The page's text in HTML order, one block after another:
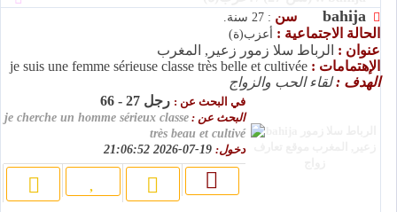
bahija سن : 27 سنة.
الحالة الاجتماعية : أعزب(ة)
عنوان : الرباط سلا زمور زعير, المغرب
الإهتمامات : je suis une femme sérieuse classe très belle et cultivée
الهدف :لقاء الحب والزواج
في البحث عن : رجل 27 - 66
البحث عن : je cherche un homme sérieux classe
très beau et cultivé
دخول: